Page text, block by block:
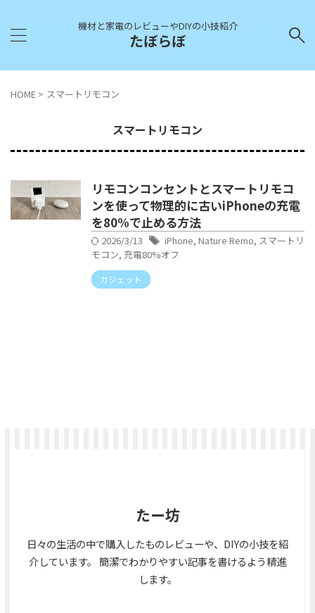
機材と家電のレビューやDIYの小技紹介
たぼらぼ
HOME > スマートリモコン
スマートリモコン
リモコンコンセントとスマートリモコ
ンを使って物理的に古いiPhoneの充電
を80%で止める方法
2026/3/13 iPhone, Nature Remo, スマートリ
モコン, 充電80%オフ
ガジェット
たー坊
日々の生活の中で購入したものレビューや、DIYの小技を紹
介しています。 簡潔でわかりやすい記事を書けるよう精進
します。